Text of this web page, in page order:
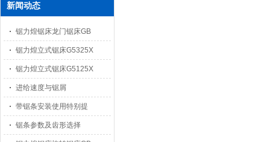
新闻动态
锯力煌锯床龙门锯床GB
锯力煌立式锯床G5325X
锯力煌立式锯床G5125X
进给速度与锯屑
带锯条安装使用特别提
锯条参数及齿形选择